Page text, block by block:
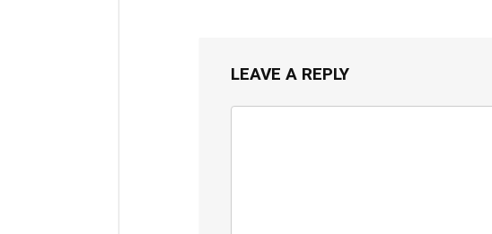
LEAVE A REPLY